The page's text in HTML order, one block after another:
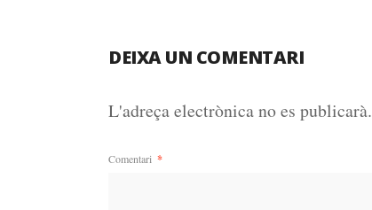
DEIXA UN COMENTARI
L'adreça electrònica no es publicarà.
Comentari *